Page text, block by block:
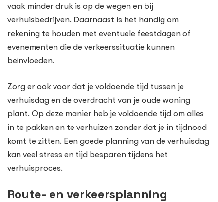
vaak minder druk is op de wegen en bij
verhuisbedrijven. Daarnaast is het handig om
rekening te houden met eventuele feestdagen of
evenementen die de verkeerssituatie kunnen
beïnvloeden.
Zorg er ook voor dat je voldoende tijd tussen je
verhuisdag en de overdracht van je oude woning
plant. Op deze manier heb je voldoende tijd om alles
in te pakken en te verhuizen zonder dat je in tijdnood
komt te zitten. Een goede planning van de verhuisdag
kan veel stress en tijd besparen tijdens het
verhuisproces.
Route- en verkeersplanning